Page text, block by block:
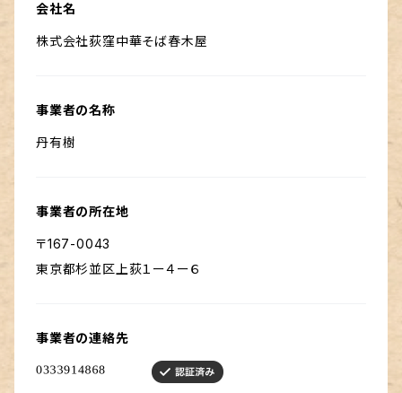
会社名
株式会社荻窪中華そば春木屋
事業者の名称
丹有樹
事業者の所在地
〒167-0043
東京都杉並区上荻１ー４ー６
事業者の連絡先